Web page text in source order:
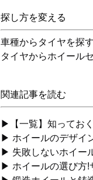
探し方を変える
車種からタイヤを探す
タイヤからホイール
関連記事を読む
▶【一覧】知ってお
▶ ホイールのデザイ
▶ 失敗しないホイー
▶ ホイールの選び方!